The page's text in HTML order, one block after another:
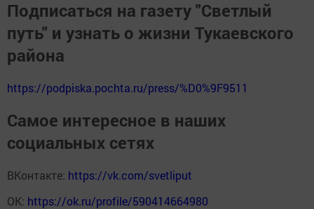
Подписаться на газету "Светлый
путь" и узнать о жизни Тукаевского
района
https://podpiska.pochta.ru/press/%D0%9F9511
Самое интересное в наших
социальных сетях
ВКонтакте: https://vk.com/svetliput
ОК: https://ok.ru/profile/590414664980